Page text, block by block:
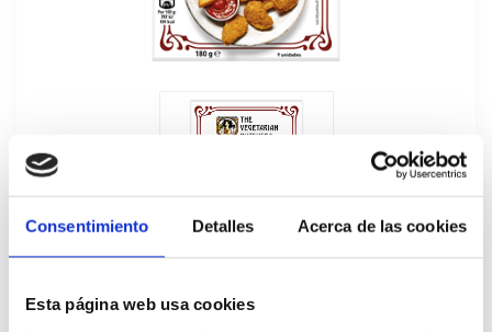
Consentimiento Detalles Acerca de las cookies
Esta página web usa cookies